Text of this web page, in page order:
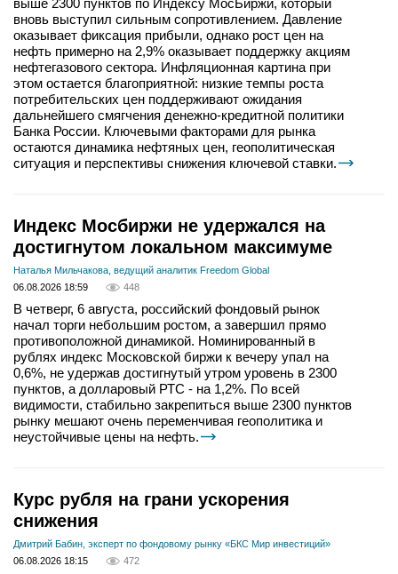
вновь выступил сильным сопротивлением. Давление
оказывает фиксация прибыли, однако рост цен на
нефть примерно на 2,9% оказывает поддержку акциям
нефтегазового сектора. Инфляционная картина при
этом остается благоприятной: низкие темпы роста
потребительских цен поддерживают ожидания
дальнейшего смягчения денежно-кредитной политики
Банка России. Ключевыми факторами для рынка
остаются динамика нефтяных цен, геополитическая
ситуация и перспективы снижения ключевой ставки.
Индекс Мосбиржи не удержался на
достигнутом локальном максимуме
Наталья Мильчакова, ведущий аналитик Freedom Global
06.08.2026 18:59
448
В четверг, 6 августа, российский фондовый рынок
начал торги небольшим ростом, а завершил прямо
противоположной динамикой. Номинированный в
рублях индекс Московской биржи к вечеру упал на
0,6%, не удержав достигнутый утром уровень в 2300
пунктов, а долларовый РТС - на 1,2%. По всей
видимости, стабильно закрепиться выше 2300 пунктов
рынку мешают очень переменчивая геополитика и
неустойчивые цены на нефть.
Курс рубля на грани ускорения
снижения
Дмитрий Бабин, эксперт по фондовому рынку «БКС Мир инвестиций»
06.08.2026 18:15
472